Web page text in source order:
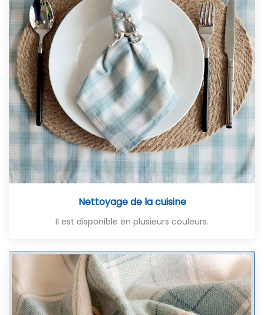
Nettoyage de la cuisine
Il est disponible en plusieurs couleurs.